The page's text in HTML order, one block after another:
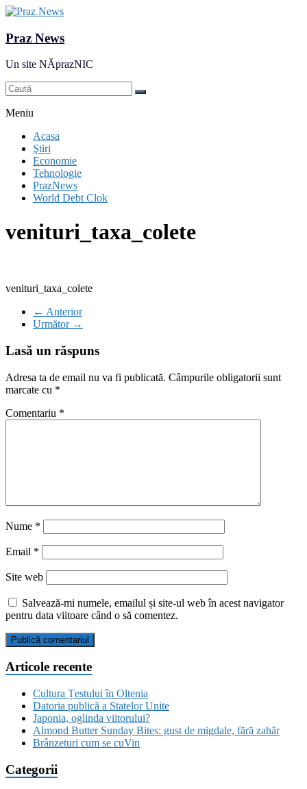
Praz News
Un site NĂprazNIC
Meniu
Acasa
Ştiri
Economie
Tehnologie
PrazNews
World Debt Clok
venituri_taxa_colete
venituri_taxa_colete
← Anterior
Următor →
Lasă un răspuns
Adresa ta de email nu va fi publicată. Câmpurile obligatorii sunt
marcate cu *
Comentariu *
Nume *
Email *
Site web
Salvează-mi numele, emailul și site-ul web în acest navigator
pentru data viitoare când o să comentez.
Articole recente
Cultura Țestului în Oltenia
Datoria publică a Statelor Unite
Japonia, oglinda viitorului?
Almond Butter Sunday Bites: gust de migdale, fără zahăr
Brânzeturi cum se cuVin
Categorii